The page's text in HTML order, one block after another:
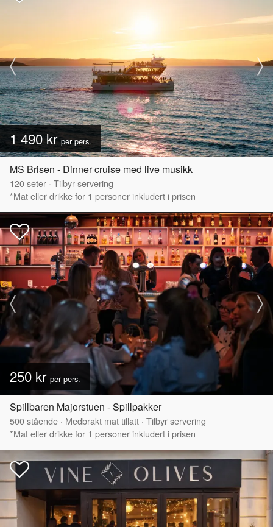
1 490 krper pers.
MS Brisen - Dinner cruise med live musikk
120seter · Tilbyr servering
*Mat eller drikke for 1 personer inkludert i prisen
250 kr per pers.
Spillbaren Majorstuen - Spillpakker
500stående · Medbrakt mat tillatt · Tilbyr servering
*Mat eller drikke for 1 personer inkludert i prisen